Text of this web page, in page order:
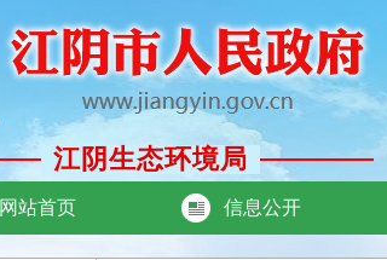
江阴生态环境局
网站首页 信息公开